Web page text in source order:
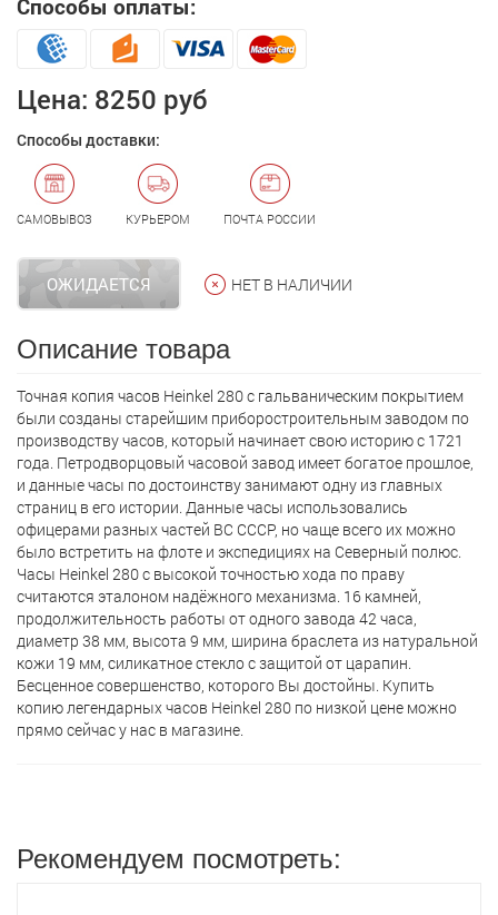
Способы оплаты:
Цена: 8250 руб
Способы доставки:
САМОВЫВОЗ КУРЬЕРОМ ПОЧТА РОССИИ
ОЖИДАЕТСЯ НЕТ В НАЛИЧИИ
Описание товара
Точная копия часов Heinkel 280 с гальваническим покрытием
были созданы старейшим приборостроительным заводом по
производству часов, который начинает свою историю с 1721
года. Петродворцовый часовой завод имеет богатое прошлое,
и данные часы по достоинству занимают одну из главных
страниц в его истории. Данные часы использовались
офицерами разных частей ВС СССР, но чаще всего их можно
было встретить на флоте и экспедициях на Северный полюс.
Часы Heinkel 280 с высокой точностью хода по праву
считаются эталоном надёжного механизма. 16 камней,
продолжительность работы от одного завода 42 часа,
диаметр 38 мм, высота 9 мм, ширина браслета из натуральной
кожи 19 мм, силикатное стекло с защитой от царапин.
Бесценное совершенство, которого Вы достойны. Купить
копию легендарных часов Heinkel 280 по низкой цене можно
прямо сейчас у нас в магазине.
Рекомендуем посмотреть: